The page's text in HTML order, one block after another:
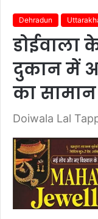
Dehradun
डोईवाला
दुकान में
का
Doiwala Lal